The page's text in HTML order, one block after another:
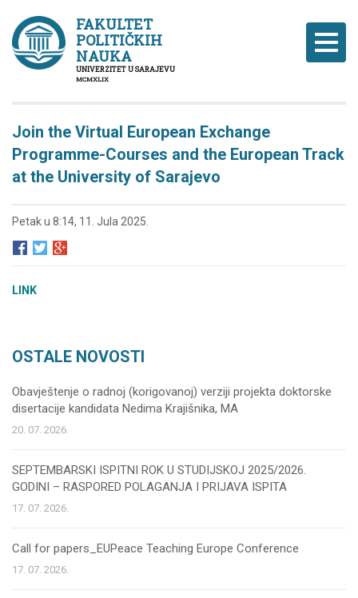
FAKULTET
POLITIČKIH
NAUKA
UNIVERZITET U SARAJEVU
MCMXLIX
Join the Virtual European Exchange
Programme-Courses and the European Track
at the University of Sarajevo
Petak u 8:14, 11. Jula 2025.
LINK
OSTALE NOVOSTI
Obavještenje o radnoj (korigovanoj) verziji projekta doktorske
disertacije kandidata Nedima Krajišnika, MA
20. 07. 2026.
SEPTEMBARSKI ISPITNI ROK U STUDIJSKOJ 2025/2026.
GODINI – RASPORED POLAGANJA I PRIJAVA ISPITA
17. 07. 2026.
Call for papers_EUPeace Teaching Europe Conference
17. 07. 2026.